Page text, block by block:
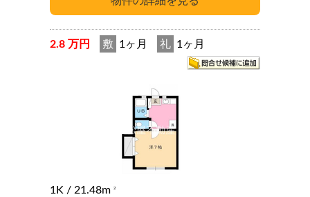
2.8 万円 敷 1ヶ月 礼 1ヶ月
1K / 21.48m 2